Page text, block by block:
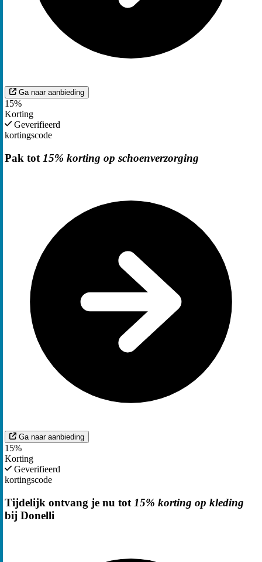
Ga naar aanbieding
15%
Korting
Geverifieerd
kortingscode
Pak tot 15% korting op schoenverzorging
Ga naar aanbieding
15%
Korting
Geverifieerd
kortingscode
Tijdelijk ontvang je nu tot 15% korting op kleding
bij Donelli